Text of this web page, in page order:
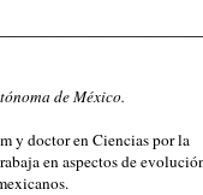
de México.
y doctor en Ciencias por la
en aspectos de